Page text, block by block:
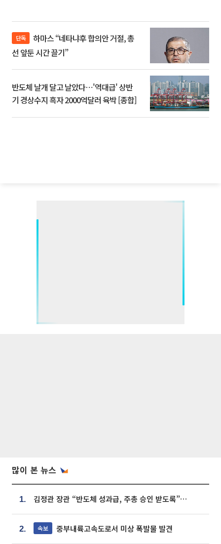
단독
선 앞둔 시간 끌기”
반도체 날개 달고 날았다⋯'역대급' 상반
기 경상수지 흑자 2000억달러 육박 [종합]
많이 본 뉴스
1. 김정관 장관 “반도체 성과급, 주총 승인 받도록”…상법·자본시장법 개정 시사
2. 속보 중부내륙고속도로서 미상 폭발물 발견